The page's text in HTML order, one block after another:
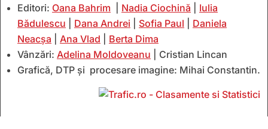
Editori: Oana Bahrim Nadia Ciochină
Iulia
Bădulescu
Dana Andrei Sofia Paul
Daniela
Neacșa
Ana Vlad
Berta Dima
Vânzări: Adelina Moldoveanu | Cristian Lincan
Grafică, DTP și procesare imagine: Mihai Constantin.